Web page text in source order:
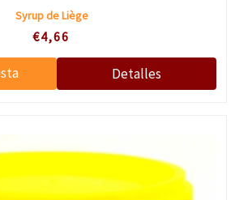
Syrup de Liège
€4,66